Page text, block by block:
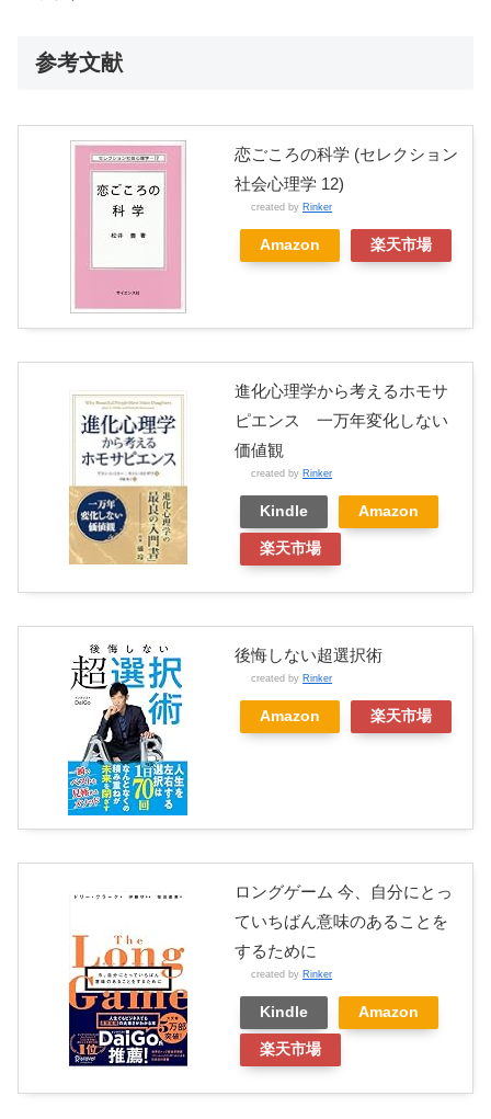
参考文献
恋ごころの科学 (セレクション
社会心理学 12)
created by Rinker
Amazon 楽天市場
進化心理学から考えるホモサ
ピエンス 一万年変化しない
価値観
created by Rinker
Kindle Amazon
楽天市場
後悔しない超選択術
created by Rinker
Amazon 楽天市場
ロングゲーム 今、自分にとっ
ていちばん意味のあることを
するために
created by Rinker
Kindle Amazon
楽天市場